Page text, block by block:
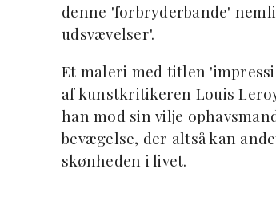
denne 'forbryderbande'
udsvævelser'.
Et maleri med titlen
af kunstkritikeren Louis
han mod sin vilje
bevægelse, der altså kan
skønheden i livet.